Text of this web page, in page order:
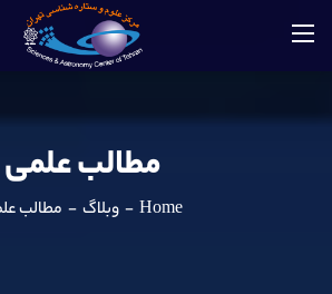
مطالب علمی
Home
- وبلاگ - مطالب